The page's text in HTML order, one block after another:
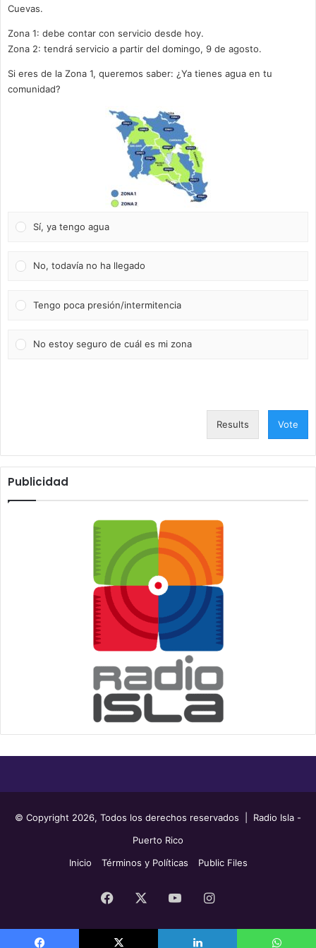
Cuevas.
Zona 1: debe contar con servicio desde hoy.
Zona 2: tendrá servicio a partir del domingo, 9 de agosto.
Si eres de la Zona 1, queremos saber: ¿Ya tienes agua en tu
comunidad?
Sí, ya tengo agua
No, todavía no ha llegado
Tengo poca presión/intermitencia
No estoy seguro de cuál es mi zona
Results Vote
Publicidad
© Copyright 2026, Todos los derechos reservados | Radio Isla -
Puerto Rico
Inicio
Términos y Políticas Public Files
Facebook YouTubeInstagram